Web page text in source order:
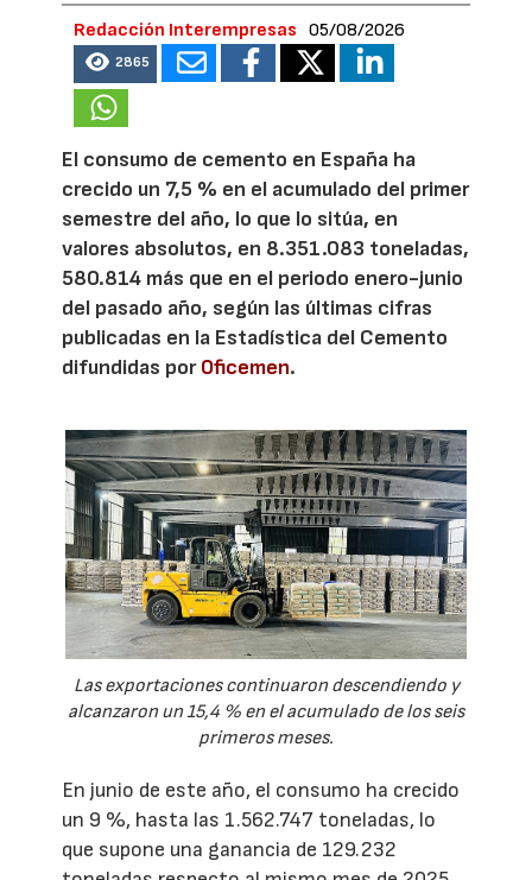
Redacción Interempresas 05/08/2026
2865
El consumo de cemento en España ha
crecido un 7,5 % en el acumulado del primer
semestre del año, lo que lo sitúa, en
valores absolutos, en 8.351.083 toneladas,
580.814 más que en el periodo enero-junio
del pasado año, según las últimas cifras
publicadas en la Estadística del Cemento
difundidas porOficemen.
Las exportaciones continuaron descendiendo y
alcanzaron un 15,4 % en el acumulado de los seis
primeros meses.
En junio de este año, el consumo ha crecido
un 9 %, hasta las 1.562.747 toneladas, lo
que supone una ganancia de 129.232